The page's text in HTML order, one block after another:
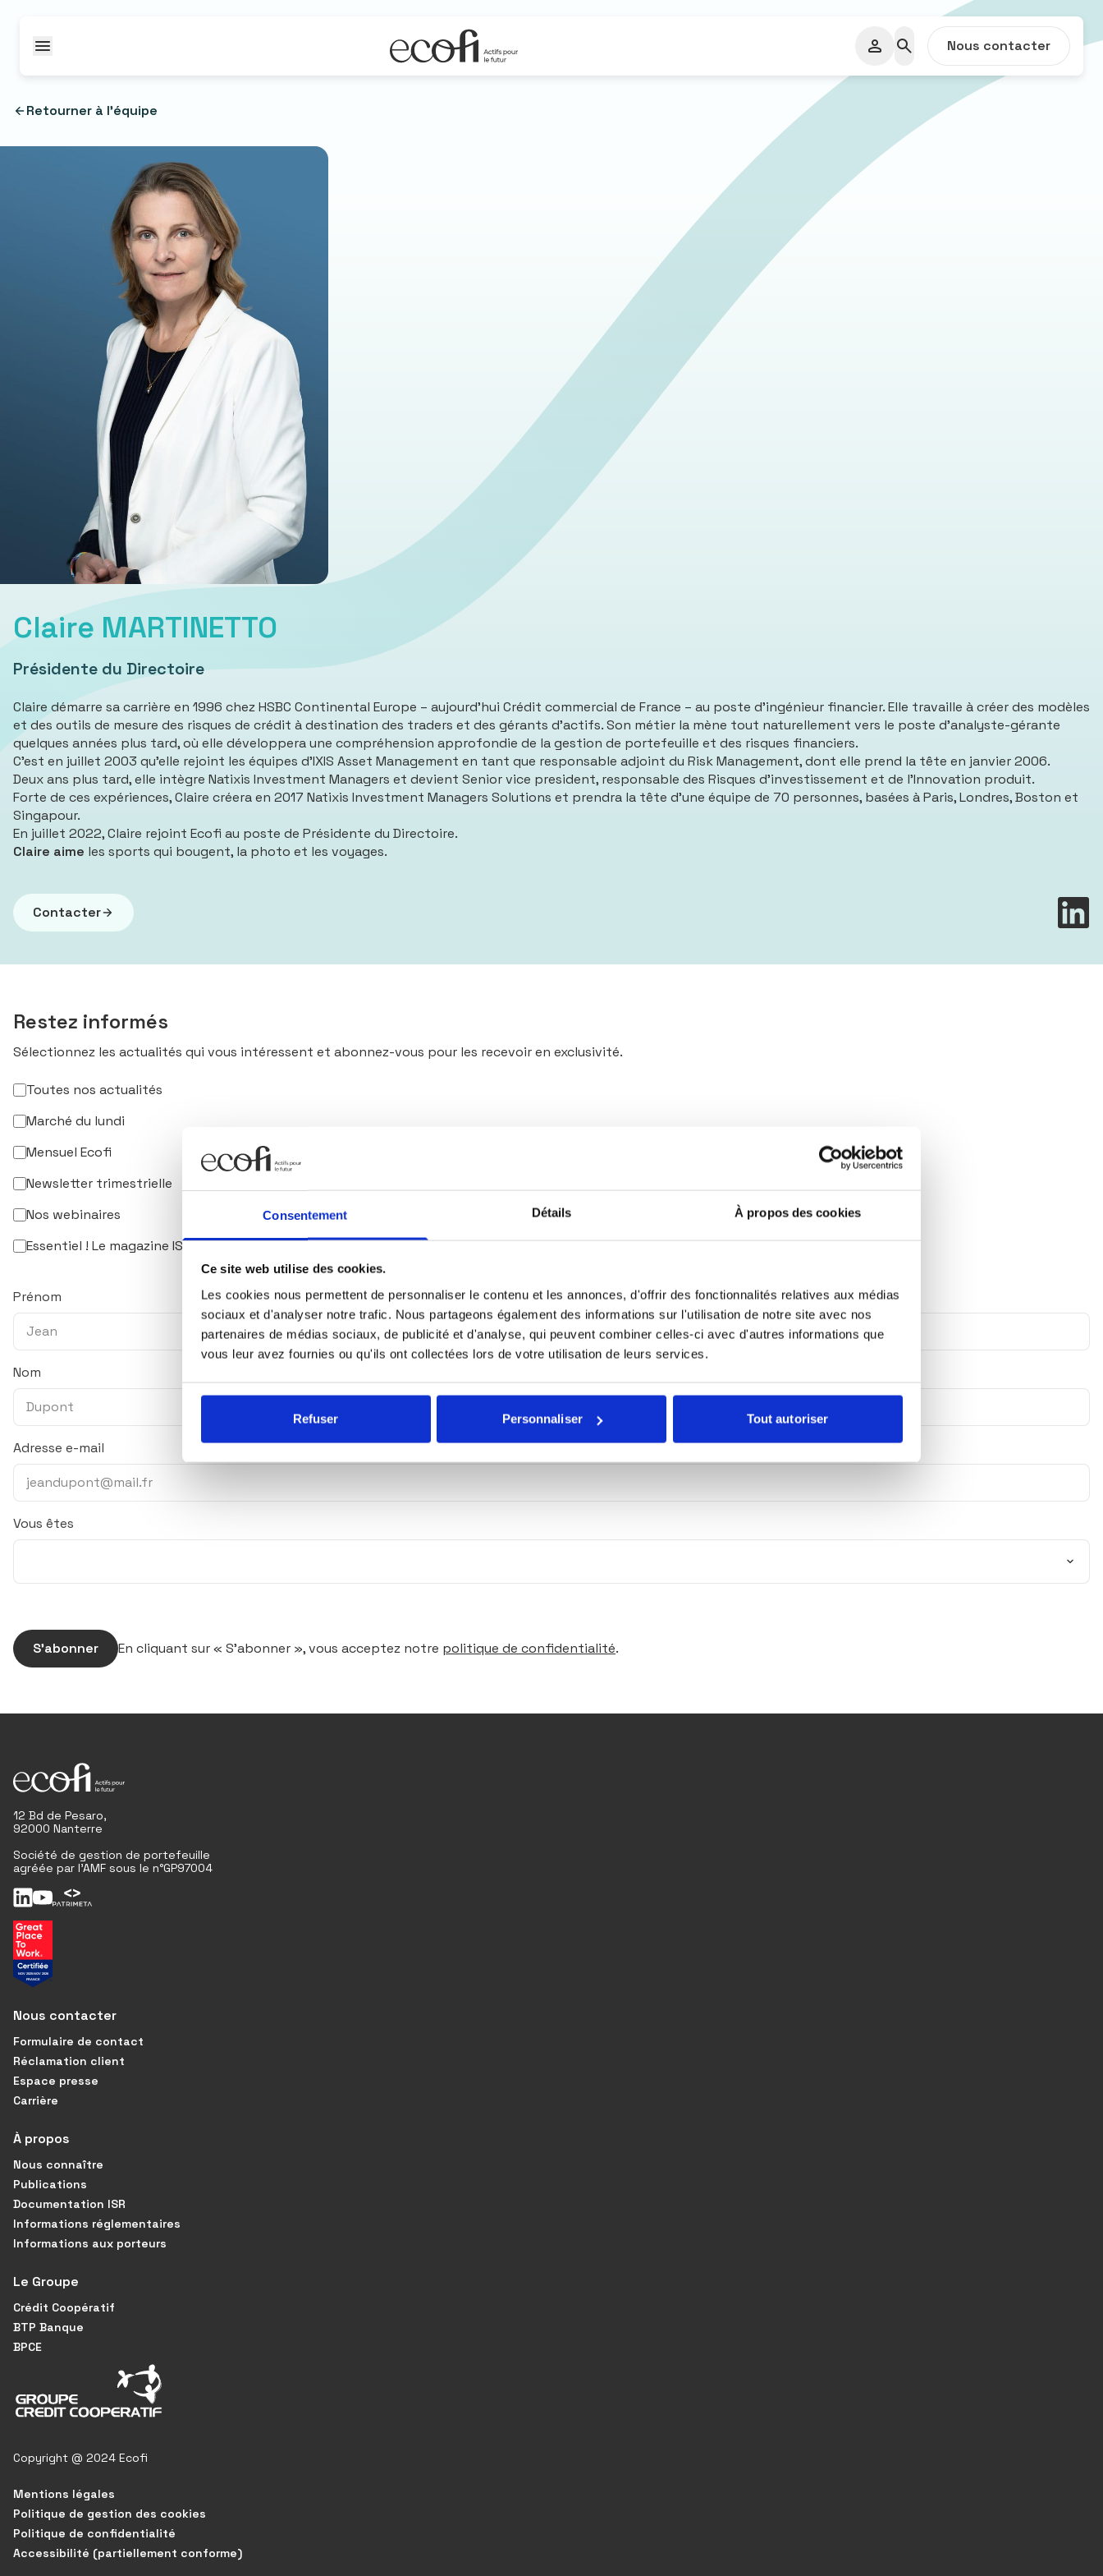
Consentement Détails À propos des cookies
Ce site web utilise des cookies.
Les cookies nous permettent de personnaliser le contenu et les annonces, d'offrir des fonctionnalités relatives aux médias
sociaux et d'analyser notre trafic. Nous partageons également des informations sur l'utilisation de notre site avec nos
partenaires de médias sociaux, de publicité et d'analyse, qui peuvent combiner celles-ci avec d'autres informations que
vous leur avez fournies ou qu'ils ont collectées lors de votre utilisation de leurs services.
Refuser Personnaliser Tout autoriser
Nous contacter
Retourner à l'équipe
Claire MARTINETTO
Présidente du Directoire
Claire démarre sa carrière en 1996 chez HSBC Continental Europe – aujourd’hui Crédit commercial de France – au poste d’ingénieur financier. Elle travaille à créer des modèles
et des outils de mesure des risques de crédit à destination des traders et des gérants d’actifs. Son métier la mène tout naturellement vers le poste d’analyste-gérante
quelques années plus tard, où elle développera une compréhension approfondie de la gestion de portefeuille et des risques financiers.
C’est en juillet 2003 qu’elle rejoint les équipes d’IXIS Asset Management en tant que responsable adjoint du Risk Management, dont elle prend la tête en janvier 2006.
Deux ans plus tard, elle intègre Natixis Investment Managers et devient Senior vice president, responsable des Risques d’investissement et de l’Innovation produit.
Forte de ces expériences, Claire créera en 2017 Natixis Investment Managers Solutions et prendra la tête d’une équipe de 70 personnes, basées à Paris, Londres, Boston et
Singapour.
En juillet 2022, Claire rejoint Ecofi au poste de Présidente du Directoire.
Claire aime les sports qui bougent, la photo et les voyages.
Contacter
Restez informés
Sélectionnez les actualités qui vous intéressent et abonnez-vous pour les recevoir en exclusivité.
Toutes nos actualités
Marché du lundi
Mensuel Ecofi
Newsletter trimestrielle
Nos webinaires
Essentiel ! Le magazine ISR & solidaire
Prénom
Nom
Adresse e-mail
Vous êtes
S’abonner En cliquant sur « S’abonner », vous acceptez notre politique de confidentialité.
12 Bd de Pesaro,
92000 Nanterre
Société de gestion de portefeuille
agréée par l'AMF sous le n°GP97004
Nous contacter
Formulaire de contact
Réclamation client
Espace presse
Carrière
À propos
Nous connaître
Publications
Documentation ISR
Informations réglementaires
Informations aux porteurs
Le Groupe
Crédit Coopératif
BTP Banque
BPCE
Copyright @ 2024 Ecofi
Mentions légales
Politique de gestion des cookies
Politique de confidentialité
Accessibilité (partiellement conforme)